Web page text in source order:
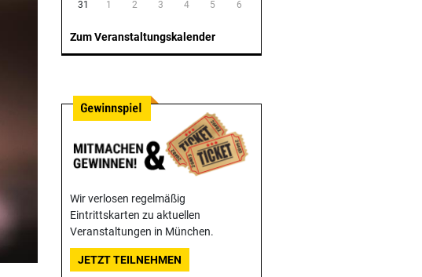
31
1 2 3 4 5 6
Zum Veranstaltungskalender
Wir verlosen regelmäßig
Eintrittskarten zu aktuellen
Veranstaltungen in München.
JETZT TEILNEHMEN